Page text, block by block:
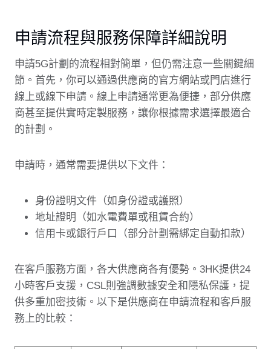
申請流程與服務保障詳細說明
申請5G計劃的流程相對簡單，但仍需注意一些關鍵細
節。首先，你可以通過供應商的官方網站或門店進行
線上或線下申請。線上申請通常更為便捷，部分供應
商甚至提供實時定製服務，讓你根據需求選擇最適合
的計劃。
申請時，通常需要提供以下文件：
身份證明文件（如身份證或護照）
地址證明（如水電費單或租賃合約）
信用卡或銀行戶口（部分計劃需綁定自動扣款）
在客戶服務方面，各大供應商各有優勢。3HK提供24
小時客戶支援，CSL則強調數據安全和隱私保護，提
供多重加密技術。以下是供應商在申請流程和客戶服
務上的比較：